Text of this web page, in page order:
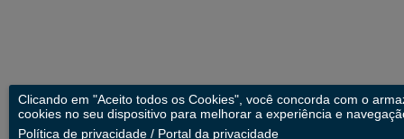
Clicando em "Aceito todos os Cookies", você concorda com o
cookies no seu dispositivo para melhorar a experiência e
Política de privacidade / Portal da privacidade